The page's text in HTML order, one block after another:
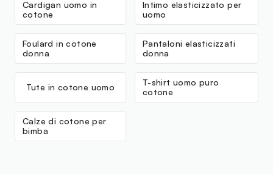
Cardigan uomo in
cotone
Intimo elasticizzato per
uomo
Foulard in cotone
donna
Pantaloni elasticizzati
donna
Tute in cotone uomo
T-shirt uomo puro
cotone
Calze di cotone per
bimba